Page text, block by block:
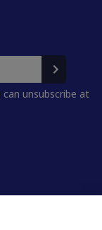
unsubscribe at